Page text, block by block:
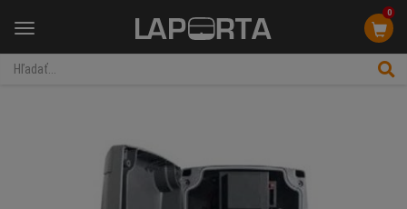
Menu
0